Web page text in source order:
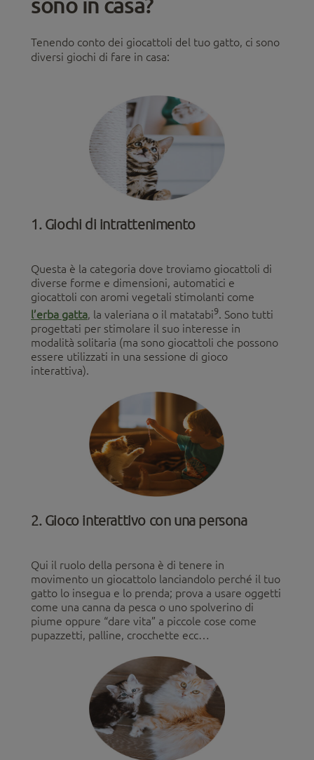
Tenendo conto dei giocattoli del tuo gatto, ci sono
diversi giochi di fare in casa:
1. Giochi di intrattenimento
Questa è la categoria dove troviamo giocattoli di
diverse forme e dimensioni, automatici e
giocattoli con aromi vegetali stimolanti come
l’erba gatta, la valeriana o il matatabi9. Sono tutti
progettati per stimolare il suo interesse in
modalità solitaria (ma sono giocattoli che possono
essere utilizzati in una sessione di gioco
interattiva).
2. Gioco interattivo con una persona
Qui il ruolo della persona è di tenere in
movimento un giocattolo lanciandolo perché il tuo
gatto lo insegua e lo prenda; prova a usare oggetti
come una canna da pesca o uno spolverino di
piume oppure “dare vita” a piccole cose come
pupazzetti, palline, crocchette ecc…